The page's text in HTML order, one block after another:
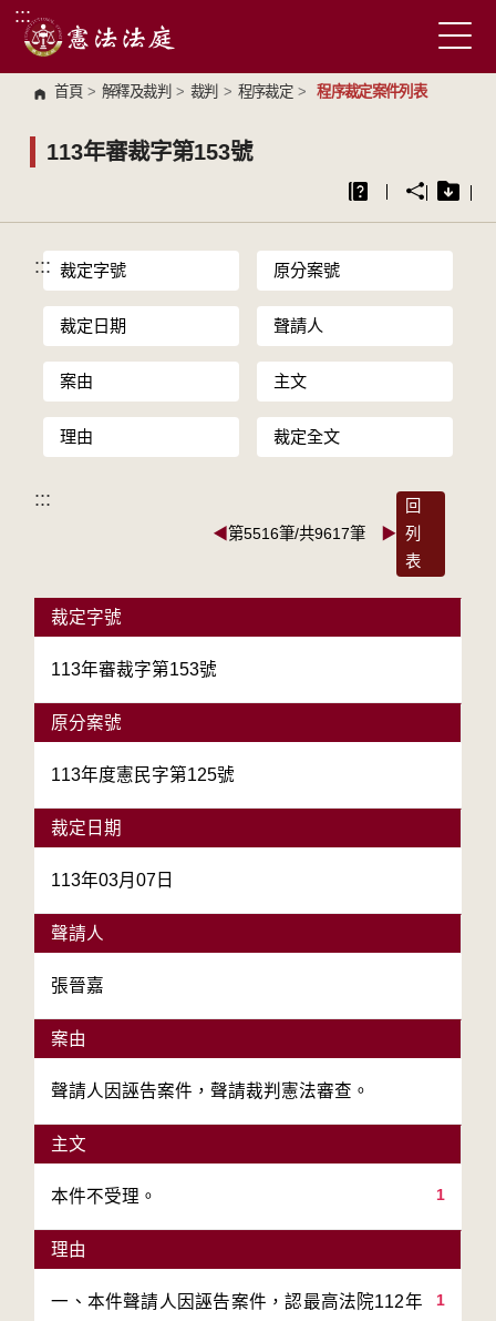
跳到主要內容區塊
:::
首頁 > 解釋及裁判 > 裁判 > 程序裁定 > 程序裁定案件列表
113年審裁字第153號
::: 裁定字號 原分案號
裁定日期 聲請人
案由 主文
理由 裁定全文
:::
◀第5516筆/共9617筆 ▶
回
列
表
裁定字號
113年審裁字第153號
原分案號
113年度憲民字第125號
裁定日期
113年03月07日
聲請人
張晉嘉
案由
聲請人因誣告案件，聲請裁判憲法審查。
主文
1
本件不受理。
理由
1
一、本件聲請人因誣告案件，認最高法院112年